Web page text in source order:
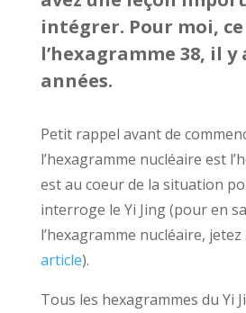
intégrer. Pour moi,
l’hexagramme 38, il y
années.
Petit rappel avant de
l’hexagramme nucléaire est
est au coeur de la situation
interroge le Yi Jing (pour en
l’hexagramme nucléaire,
article).
Tous les hexagrammes du Yi